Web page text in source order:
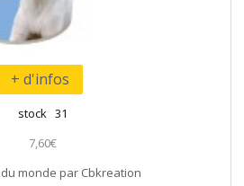
+ d'infos
stock 31
7,60€
monde par Cbkreation